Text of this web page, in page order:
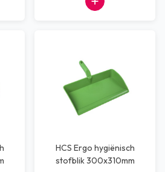
HCS Ergo hygiënisch
stofblik 300x310mm